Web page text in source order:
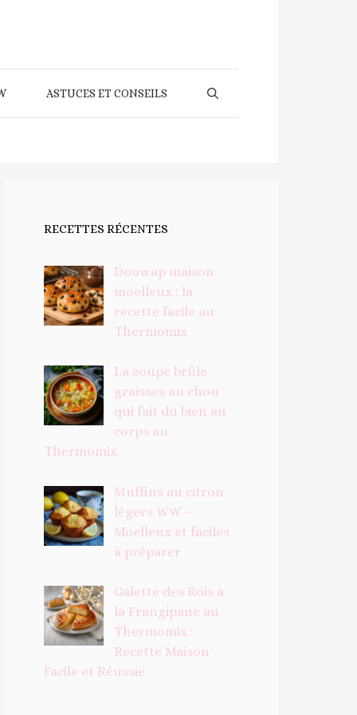
ASTUCES ET CONSEILS
RECETTES RÉCENTES
Doowap maison
moelleux : la
recette facile au
Thermomix
La soupe brûle-
graisses au chou
qui fait du bien au
corps au
Thermomix
Muffins au citron
légers WW –
Moelleux et faciles
à préparer
Galette des Rois à
la Frangipane au
Thermomix :
Recette Maison
Facile et Réussie